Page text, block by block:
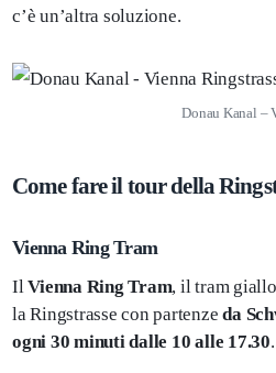
c’è un’altra soluzione.
Donau Kanal –
Come fare il tour della
Vienna Ring Tram
IlVienna Ring Tram, il tram
la Ringstrasse con partenzeda
ogni 30 minuti dalle 10 alle 17.30.